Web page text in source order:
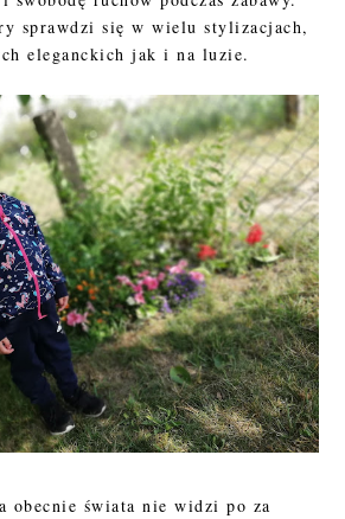
sprawdzi się w wielu stylizacjach,
eleganckich jak i na luzie.
obecnie świata nie widzi po za